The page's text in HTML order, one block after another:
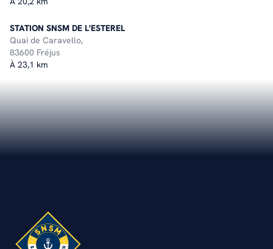
STATION SNSM DE L'ESTEREL
Quai de Caravello,
83600 Fréjus
À 23,1 km